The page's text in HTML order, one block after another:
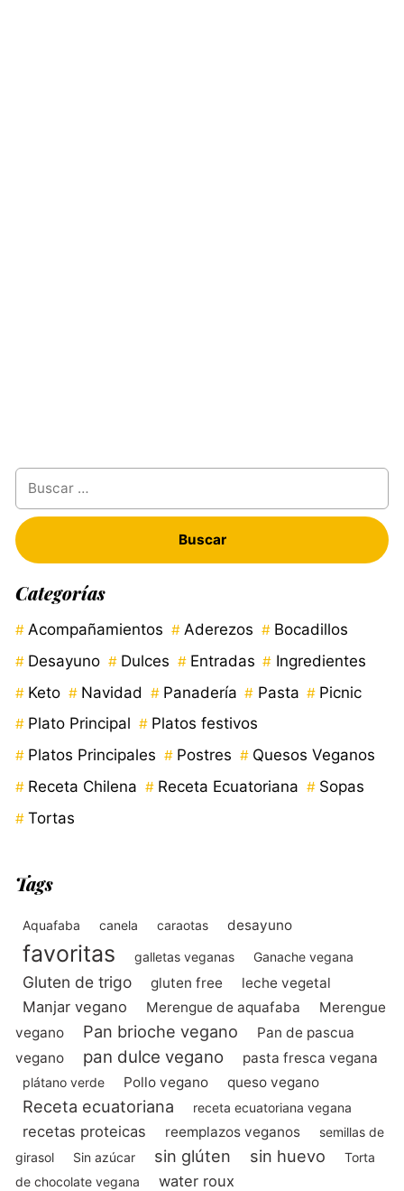
Buscar:
Categorías
Acompañamientos Aderezos
Bocadillos
Desayuno
Dulces Entradas
Ingredientes
Keto
Navidad Panadería Pasta
Picnic
Plato Principal
Platos festivos
Platos Principales
Postres
Quesos Veganos
Receta Chilena
Receta Ecuatoriana
Sopas
Tortas
Tags
Aquafaba canela caraotas desayuno
favoritas galletas veganas Ganache vegana
Gluten de trigo gluten free leche vegetal
Manjar vegano Merengue de aquafaba
Merengue
vegano
Pan brioche vegano
Pan de pascua
vegano
pan dulce vegano pasta fresca vegana
plátano verde Pollo vegano queso vegano
Receta ecuatoriana receta ecuatoriana vegana
recetas proteicas reemplazos veganos
semillas de
girasol
Sin azúcar sin glúten sin huevo
Torta
de chocolate vegana
water roux